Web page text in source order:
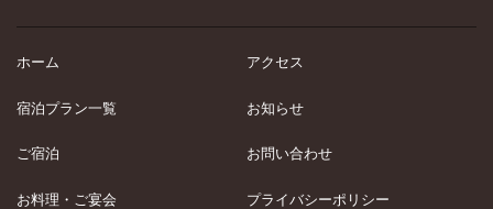
ホーム
宿泊プラン一覧
ご宿泊
お料理・ご宴会
アクセス
お知らせ
お問い合わせ
プライバシーポリシー